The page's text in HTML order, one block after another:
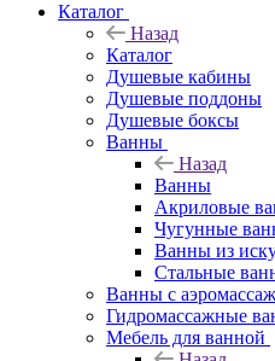
Каталог
Назад
Каталог
Душевые кабины
Душевые поддоны
Душевые боксы
Ванны
Назад
Ванны
Акриловые
Чугунные
Ванны из
Стальные
Ванны с
Гидромассажные
Мебель для ванной